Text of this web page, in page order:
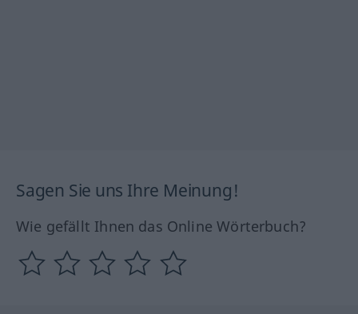
Sagen Sie uns Ihre Meinung!
Wie gefällt Ihnen das Online Wörterbuch?